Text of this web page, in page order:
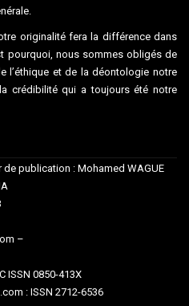
originalité fera la différence dans
pourquoi, nous sommes obligés de
l’éthique et de la déontologie notre
crédibilité qui a toujours été notre
publication : Mohamed WAGUE
–
ISSN 0850-413X
: ISSN 2712-6536